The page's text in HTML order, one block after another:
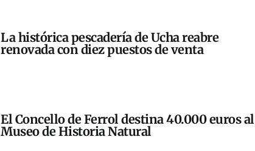
La histórica pescadería de Ucha reabre
renovada con diez puestos de venta
El Concello de Ferrol destina 40.000 euros al
Museo de Historia Natural